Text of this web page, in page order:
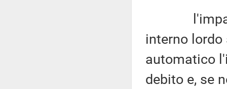
l'impatto
interno
automatico
debito e, se